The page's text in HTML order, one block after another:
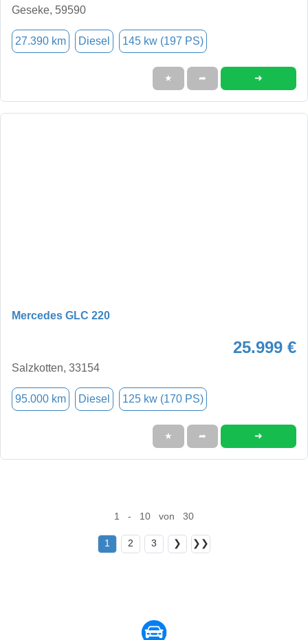
Geseke, 59590
27.390 km Diesel 145 kw (197 PS)
★ ➦ ➜
Mercedes GLC 220
25.999 €
Salzkotten, 33154
95.000 km Diesel 125 kw (170 PS)
★ ➦ ➜
1 - 10 von 30
1 2 3 ❯ ❯❯